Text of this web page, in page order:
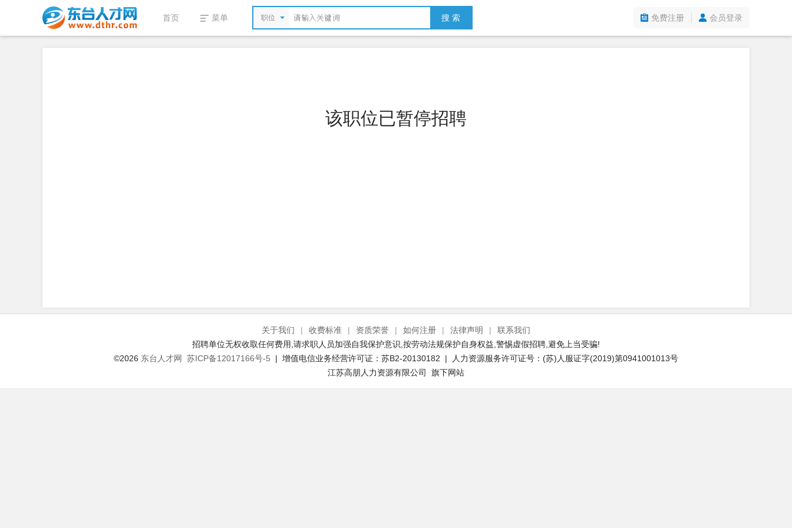
首页 菜单 职位 搜 索 免费注册 会员登录
该职位已暂停招聘
关于我们 | 收费标准 | 资质荣誉 | 如何注册 | 法律声明 |
联系我们
招聘单位无权收取任何费用,请求职人员加强自我保护意识,按劳动法规保护自身权益,警惕虚假招聘,避免上当受骗!
©2026 东台人才网 苏ICP备12017166号-5 | 增值电信业务经营许可证：苏B2-20130182 | 人力资源服务许可证号：(苏)人服证字(2019)第0941001013号
江苏高朋人力资源有限公司 旗下网站